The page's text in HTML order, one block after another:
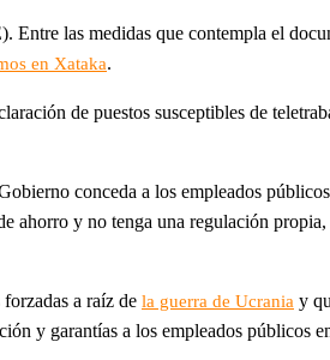
las medidas que contempla el
en Xataka.
de puestos susceptibles de
conceda a los empleados
ahorro y no tenga una regulación
a raíz de la guerra de Ucrania y
y garantías a los empleados públicos